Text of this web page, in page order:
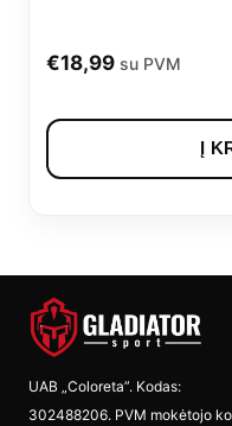
€18,99 su PVM
Į
UAB „Coloreta”. Kodas:
302488206. PVM mokėtojo